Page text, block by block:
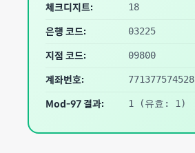
체크디지트: 18
은행 코드: 03225
지점 코드: 09800
계좌번호: 771377574528
Mod-97 결과: 1 (유효: 1)